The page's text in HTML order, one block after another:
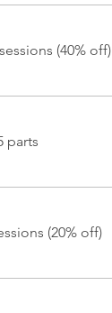
(40% off)
parts
(20% off)